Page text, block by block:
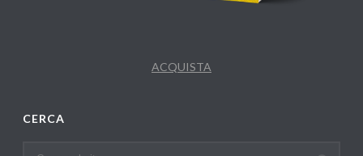
ACQUISTA
CERCA